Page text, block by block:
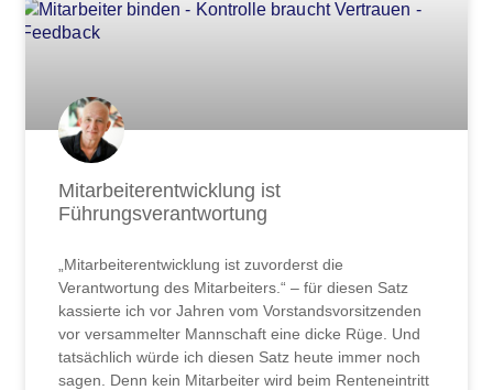
Mitarbeiterentwicklung ist
Führungsverantwortung
„Mitarbeiterentwicklung ist zuvorderst die
Verantwortung des Mitarbeiters.“ – für diesen Satz
kassierte ich vor Jahren vom Vorstandsvorsitzenden
vor versammelter Mannschaft eine dicke Rüge. Und
tatsächlich würde ich diesen Satz heute immer noch
sagen. Denn kein Mitarbeiter wird beim Renteneintritt